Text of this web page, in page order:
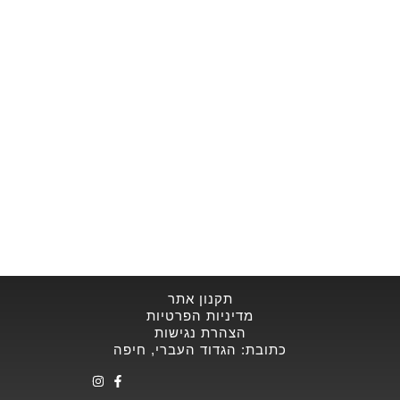
תקנון אתר​
מדיניות הפרטיות
הצהרת נגישות
כתובת: הגדוד העברי, חיפה